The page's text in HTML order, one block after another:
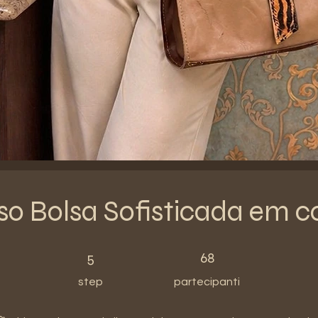
Bolsa Sofisticada em
5
step
68
partecipanti
68 partecipanti